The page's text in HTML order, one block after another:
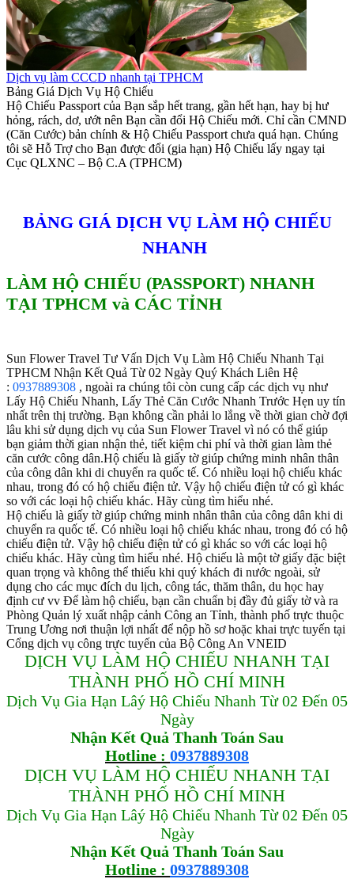
Dịch vụ làm CCCD nhanh tại TPHCM
Bảng Giá Dịch Vụ Hộ Chiếu
Hộ Chiếu Passport của Bạn sắp hết trang, gần hết hạn, hay bị hư
hỏng, rách, dơ, ướt nên Bạn cần đổi Hộ Chiếu mới. Chỉ cần CMND
(Căn Cước) bản chính & Hộ Chiếu Passport chưa quá hạn. Chúng
tôi sẽ Hỗ Trợ cho Bạn được đổi (gia hạn) Hộ Chiếu lấy ngay tại
Cục QLXNC – Bộ C.A (TPHCM)
BẢNG GIÁ DỊCH VỤ LÀM HỘ CHIẾU
NHANH
LÀM HỘ CHIẾU (PASSPORT) NHANH
TẠI TPHCM và CÁC TỈNH
Sun Flower Travel Tư Vấn Dịch Vụ Làm Hộ Chiếu Nhanh Tại
TPHCM Nhận Kết Quả Từ 02 Ngày Quý Khách Liên Hệ
: 0937889308 , ngoài ra chúng tôi còn cung cấp các dịch vụ như
Lấy Hộ Chiếu Nhanh, Lấy Thẻ Căn Cước Nhanh Trước Hẹn uy tín
nhất trên thị trường. Bạn không cần phải lo lắng về thời gian chờ đợi
lâu khi sử dụng dịch vụ của Sun Flower Travel vì nó có thể giúp
bạn giảm thời gian nhận thẻ, tiết kiệm chi phí và thời gian làm thẻ
căn cước công dân.Hộ chiếu là giấy tờ giúp chứng minh nhân thân
của công dân khi di chuyển ra quốc tế. Có nhiều loại hộ chiếu khác
nhau, trong đó có hộ chiếu điện tử. Vậy hộ chiếu điện tử có gì khác
so với các loại hộ chiếu khác. Hãy cùng tìm hiểu nhé.
Hộ chiếu là giấy tờ giúp chứng minh nhân thân của công dân khi di
chuyển ra quốc tế. Có nhiều loại hộ chiếu khác nhau, trong đó có hộ
chiếu điện tử. Vậy hộ chiếu điện tử có gì khác so với các loại hộ
chiếu khác. Hãy cùng tìm hiểu nhé. Hộ chiếu là một tờ giấy đặc biệt
quan trọng và không thể thiếu khi quý khách đi nước ngoài, sử
dụng cho các mục đích du lịch, công tác, thăm thân, du học hay
định cư vv Để làm hộ chiếu, bạn cần chuẩn bị đầy đủ giấy tờ và ra
Phòng Quản lý xuất nhập cảnh Công an Tỉnh, thành phố trực thuộc
Trung Ương nơi thuận lợi nhất để nộp hồ sơ hoặc khai trực tuyến tại
Cổng dịch vụ công trực tuyến của Bộ Công An VNEID
DỊCH VỤ LÀM HỘ CHIẾU NHANH TẠI
THÀNH PHỐ HỒ CHÍ MINH
Dịch Vụ Gia Hạn Lâý Hộ Chiếu Nhanh Từ 02 Đến 05
Ngày
Nhận Kết Quả Thanh Toán Sau
Hotline : 0937889308
DỊCH VỤ LÀM HỘ CHIẾU NHANH TẠI
THÀNH PHỐ HỒ CHÍ MINH
Dịch Vụ Gia Hạn Lâý Hộ Chiếu Nhanh Từ 02 Đến 05
Ngày
Nhận Kết Quả Thanh Toán Sau
Hotline : 0937889308